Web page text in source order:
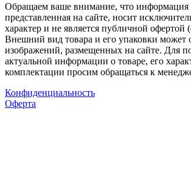
Обращаем ваше внимание, что информация
представленная на сайте, носит
характер и не является публичной
Внешний вид товара и его упаковки может
изображений, размещенных на сайте. Для
актуальной информации о товаре, его
комплектации просим обращаться к
Конфиденциальность
Оферта